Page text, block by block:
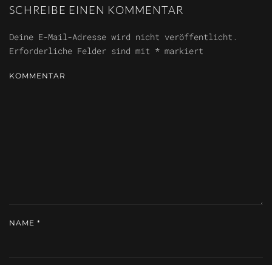
SCHREIBE EINEN KOMMENTAR
Deine E-Mail-Adresse wird nicht veröffentlicht.
Erforderliche Felder sind mit * markiert
KOMMENTAR
NAME *